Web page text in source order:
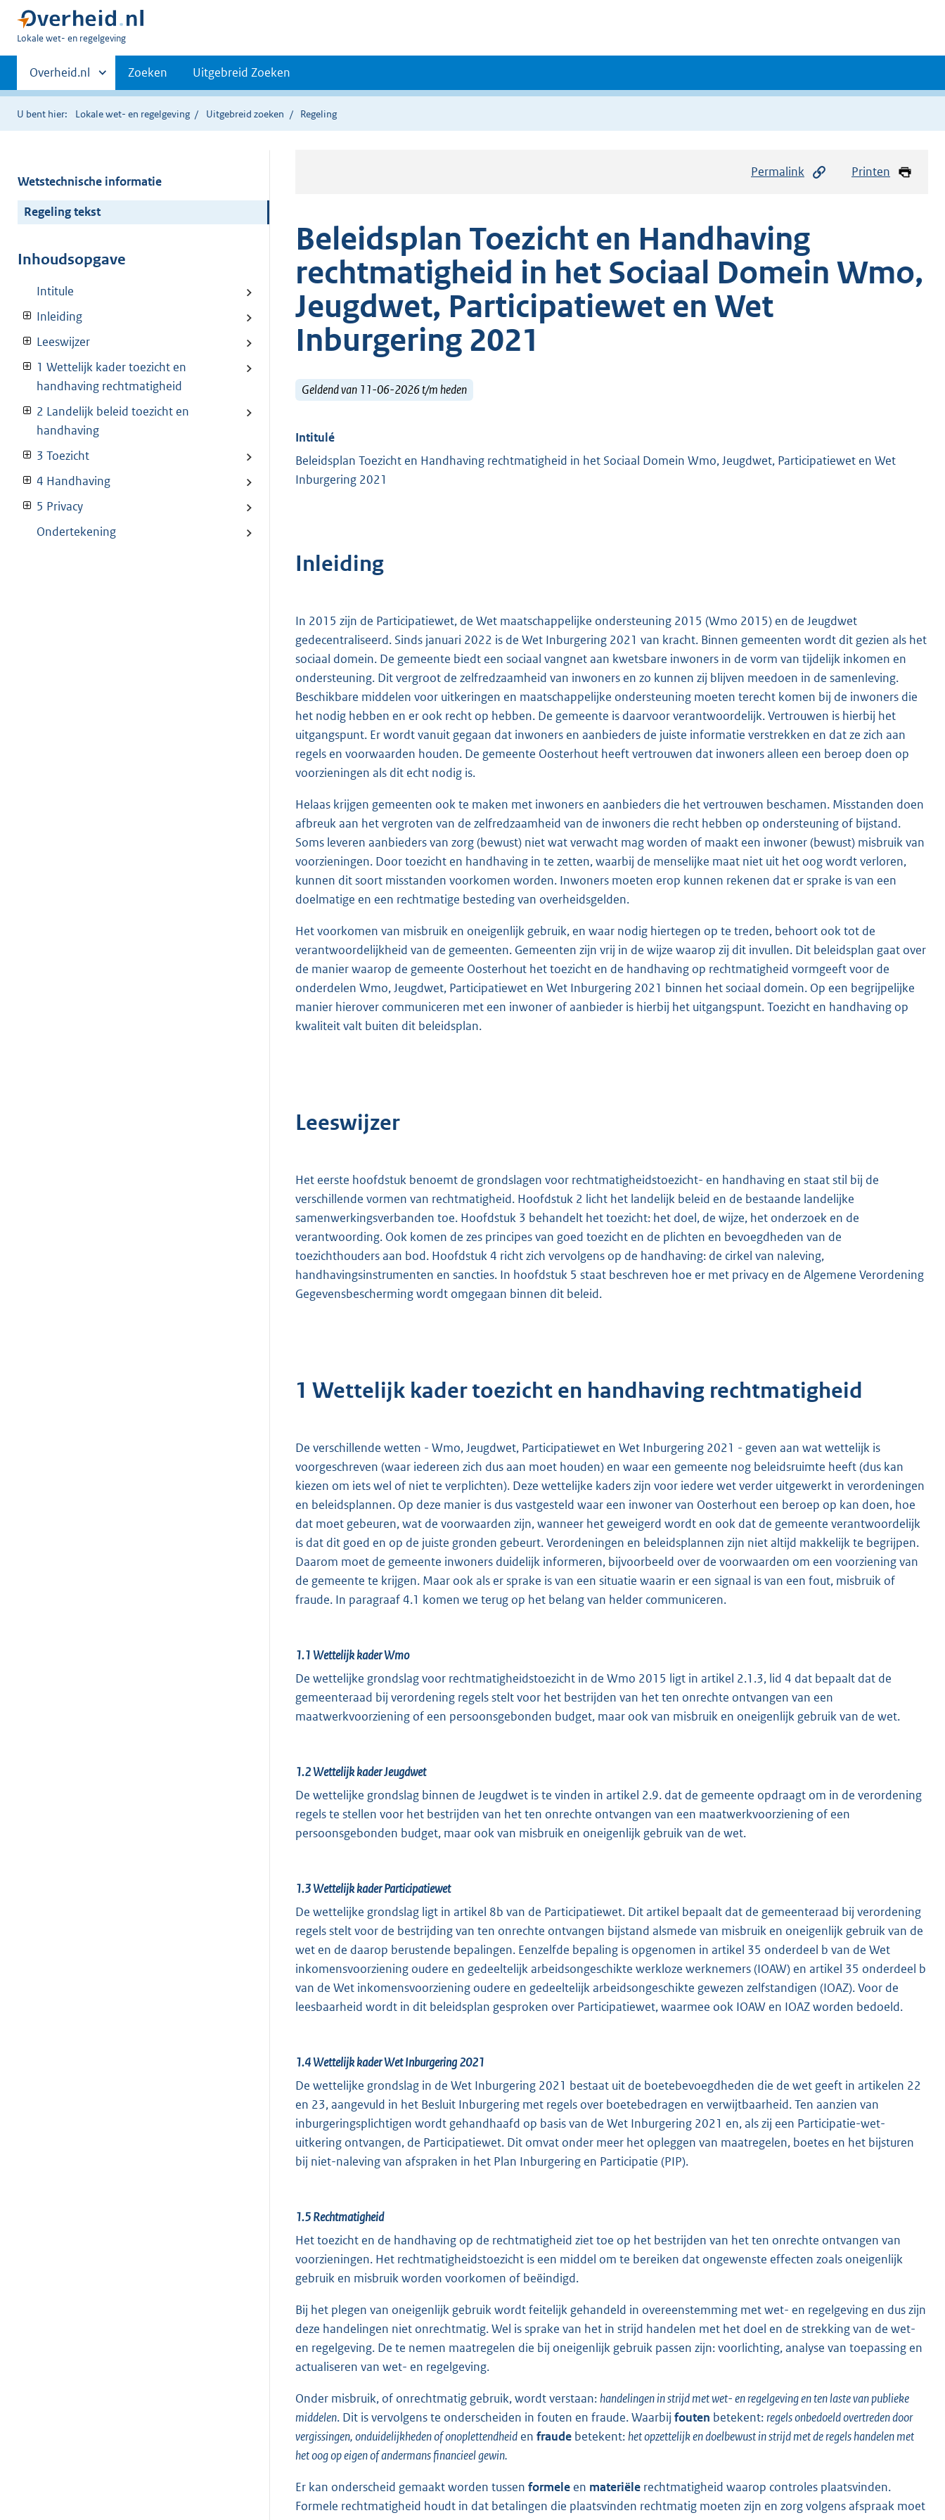
U
hier:
Lokale wet- en regelgeving
Primaire
navigatie
Andere
sites
binnen
Overheid.nl Zoeken Uitgebreid Zoeken
U bent hier: Lokale wet- en regelgeving Uitgebreid zoeken Regeling
Wetstechnische informatie
Regeling tekst
Inhoudsopgave
Intitule
Inleiding
Leeswijzer
1 Wettelijk kader toezicht en
handhaving rechtmatigheid
2 Landelijk beleid toezicht en
handhaving
3 Toezicht
4 Handhaving
5 Privacy
Ondertekening
Permalink Printen
Beleidsplan Toezicht en Handhaving
rechtmatigheid in het Sociaal Domein Wmo,
Jeugdwet, Participatiewet en Wet
Inburgering 2021
Geldend van 11-06-2026 t/m heden
Intitulé
Beleidsplan Toezicht en Handhaving rechtmatigheid in het Sociaal Domein Wmo, Jeugdwet, Participatiewet en Wet
Inburgering 2021
Inleiding
In 2015 zijn de Participatiewet, de Wet maatschappelijke ondersteuning 2015 (Wmo 2015) en de Jeugdwet
gedecentraliseerd. Sinds januari 2022 is de Wet Inburgering 2021 van kracht. Binnen gemeenten wordt dit gezien als het
sociaal domein. De gemeente biedt een sociaal vangnet aan kwetsbare inwoners in de vorm van tijdelijk inkomen en
ondersteuning. Dit vergroot de zelfredzaamheid van inwoners en zo kunnen zij blijven meedoen in de samenleving.
Beschikbare middelen voor uitkeringen en maatschappelijke ondersteuning moeten terecht komen bij de inwoners die
het nodig hebben en er ook recht op hebben. De gemeente is daarvoor verantwoordelijk. Vertrouwen is hierbij het
uitgangspunt. Er wordt vanuit gegaan dat inwoners en aanbieders de juiste informatie verstrekken en dat ze zich aan
regels en voorwaarden houden. De gemeente Oosterhout heeft vertrouwen dat inwoners alleen een beroep doen op
voorzieningen als dit echt nodig is.
Helaas krijgen gemeenten ook te maken met inwoners en aanbieders die het vertrouwen beschamen. Misstanden doen
afbreuk aan het vergroten van de zelfredzaamheid van de inwoners die recht hebben op ondersteuning of bijstand.
Soms leveren aanbieders van zorg (bewust) niet wat verwacht mag worden of maakt een inwoner (bewust) misbruik van
voorzieningen. Door toezicht en handhaving in te zetten, waarbij de menselijke maat niet uit het oog wordt verloren,
kunnen dit soort misstanden voorkomen worden. Inwoners moeten erop kunnen rekenen dat er sprake is van een
doelmatige en een rechtmatige besteding van overheidsgelden.
Het voorkomen van misbruik en oneigenlijk gebruik, en waar nodig hiertegen op te treden, behoort ook tot de
verantwoordelijkheid van de gemeenten. Gemeenten zijn vrij in de wijze waarop zij dit invullen. Dit beleidsplan gaat over
de manier waarop de gemeente Oosterhout het toezicht en de handhaving op rechtmatigheid vormgeeft voor de
onderdelen Wmo, Jeugdwet, Participatiewet en Wet Inburgering 2021 binnen het sociaal domein. Op een begrijpelijke
manier hierover communiceren met een inwoner of aanbieder is hierbij het uitgangspunt. Toezicht en handhaving op
kwaliteit valt buiten dit beleidsplan.
Leeswijzer
Het eerste hoofdstuk benoemt de grondslagen voor rechtmatigheidstoezicht- en handhaving en staat stil bij de
verschillende vormen van rechtmatigheid. Hoofdstuk 2 licht het landelijk beleid en de bestaande landelijke
samenwerkingsverbanden toe. Hoofdstuk 3 behandelt het toezicht: het doel, de wijze, het onderzoek en de
verantwoording. Ook komen de zes principes van goed toezicht en de plichten en bevoegdheden van de
toezichthouders aan bod. Hoofdstuk 4 richt zich vervolgens op de handhaving: de cirkel van naleving,
handhavingsinstrumenten en sancties. In hoofdstuk 5 staat beschreven hoe er met privacy en de Algemene Verordening
Gegevensbescherming wordt omgegaan binnen dit beleid.
1 Wettelijk kader toezicht en handhaving rechtmatigheid
De verschillende wetten - Wmo, Jeugdwet, Participatiewet en Wet Inburgering 2021 - geven aan wat wettelijk is
voorgeschreven (waar iedereen zich dus aan moet houden) en waar een gemeente nog beleidsruimte heeft (dus kan
kiezen om iets wel of niet te verplichten). Deze wettelijke kaders zijn voor iedere wet verder uitgewerkt in verordeningen
en beleidsplannen. Op deze manier is dus vastgesteld waar een inwoner van Oosterhout een beroep op kan doen, hoe
dat moet gebeuren, wat de voorwaarden zijn, wanneer het geweigerd wordt en ook dat de gemeente verantwoordelijk
is dat dit goed en op de juiste gronden gebeurt. Verordeningen en beleidsplannen zijn niet altijd makkelijk te begrijpen.
Daarom moet de gemeente inwoners duidelijk informeren, bijvoorbeeld over de voorwaarden om een voorziening van
de gemeente te krijgen. Maar ook als er sprake is van een situatie waarin er een signaal is van een fout, misbruik of
fraude. In paragraaf 4.1 komen we terug op het belang van helder communiceren.
1.1Wettelijk kader Wmo
De wettelijke grondslag voor rechtmatigheidstoezicht in de Wmo 2015 ligt in artikel 2.1.3, lid 4 dat bepaalt dat de
gemeenteraad bij verordening regels stelt voor het bestrijden van het ten onrechte ontvangen van een
maatwerkvoorziening of een persoonsgebonden budget, maar ook van misbruik en oneigenlijk gebruik van de wet.
1.2Wettelijk kader Jeugdwet
De wettelijke grondslag binnen de Jeugdwet is te vinden in artikel 2.9. dat de gemeente opdraagt om in de verordening
regels te stellen voor het bestrijden van het ten onrechte ontvangen van een maatwerkvoorziening of een
persoonsgebonden budget, maar ook van misbruik en oneigenlijk gebruik van de wet.
1.3Wettelijk kader Participatiewet
De wettelijke grondslag ligt in artikel 8b van de Participatiewet. Dit artikel bepaalt dat de gemeenteraad bij verordening
regels stelt voor de bestrijding van ten onrechte ontvangen bijstand alsmede van misbruik en oneigenlijk gebruik van de
wet en de daarop berustende bepalingen. Eenzelfde bepaling is opgenomen in artikel 35 onderdeel b van de Wet
inkomensvoorziening oudere en gedeeltelijk arbeidsongeschikte werkloze werknemers (IOAW) en artikel 35 onderdeel b
van de Wet inkomensvoorziening oudere en gedeeltelijk arbeidsongeschikte gewezen zelfstandigen (IOAZ). Voor de
leesbaarheid wordt in dit beleidsplan gesproken over Participatiewet, waarmee ook IOAW en IOAZ worden bedoeld.
1.4Wettelijk kader Wet Inburgering 2021
De wettelijke grondslag in de Wet Inburgering 2021 bestaat uit de boetebevoegdheden die de wet geeft in artikelen 22
en 23, aangevuld in het Besluit Inburgering met regels over boetebedragen en verwijtbaarheid. Ten aanzien van
inburgeringsplichtigen wordt gehandhaafd op basis van de Wet Inburgering 2021 en, als zij een Participatie-wet-
uitkering ontvangen, de Participatiewet. Dit omvat onder meer het opleggen van maatregelen, boetes en het bijsturen
bij niet-naleving van afspraken in het Plan Inburgering en Participatie (PIP).
1.5Rechtmatigheid
Het toezicht en de handhaving op de rechtmatigheid ziet toe op het bestrijden van het ten onrechte ontvangen van
voorzieningen. Het rechtmatigheidstoezicht is een middel om te bereiken dat ongewenste effecten zoals oneigenlijk
gebruik en misbruik worden voorkomen of beëindigd.
Bij het plegen van oneigenlijk gebruik wordt feitelijk gehandeld in overeenstemming met wet- en regelgeving en dus zijn
deze handelingen niet onrechtmatig. Wel is sprake van het in strijd handelen met het doel en de strekking van de wet-
en regelgeving. De te nemen maatregelen die bij oneigenlijk gebruik passen zijn: voorlichting, analyse van toepassing en
actualiseren van wet- en regelgeving.
Onder misbruik, of onrechtmatig gebruik, wordt verstaan: handelingen in strijd met wet- en regelgeving en ten laste van publieke
middelen. Dit is vervolgens te onderscheiden in fouten en fraude. Waarbij fouten betekent: regels onbedoeld overtreden door
vergissingen, onduidelijkheden of onoplettendheid en fraude betekent: het opzettelijk en doelbewust in strijd met de regels handelen met
het oog op eigen of andermans financieel gewin.
Er kan onderscheid gemaakt worden tussen formele en materiële rechtmatigheid waarop controles plaatsvinden.
Formele rechtmatigheid houdt in dat betalingen die plaatsvinden rechtmatig moeten zijn en zorg volgens afspraak moet